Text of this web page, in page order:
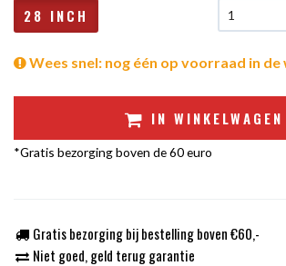
28 INCH
Wees snel: nog één op voorraad in de
IN WINKELWAGEN
*Gratis bezorging boven de 60 euro
Gratis bezorging bij bestelling boven €60,-
Niet goed, geld terug garantie